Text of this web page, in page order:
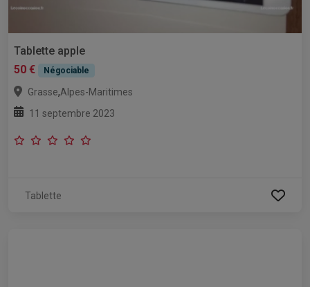
Tablette apple
50 €
Négociable
Grasse,Alpes-Maritimes
11 septembre 2023
Tablette